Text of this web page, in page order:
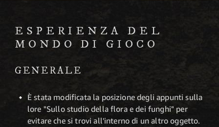
ESPERIENZA DEL
MONDO DI GIOCO
GENERALE
È stata modificata la posizione degli appunti sulla
lore "Sullo studio della flora e dei funghi" per
evitare che si trovi all'interno di un altro oggetto.